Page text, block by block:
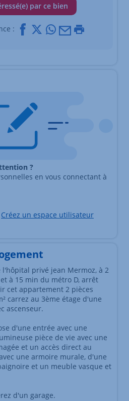
par ce bien
: Facebook
X Whatsapp
Mail
?
en vous connectant à
Créez un espace utilisateur
l'hôpital privé jean Mermoz, à 2
à 15 min du métro D, arrêt
cet appartement 2 pièces
carrez au 3ème étage d'une
ascenseur.
d'une entrée avec une
pièce de vie avec une
et un accès direct au
une armoire murale, d'une
et un meuble vasque et
d'un garage.